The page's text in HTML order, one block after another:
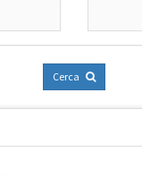
Cerca